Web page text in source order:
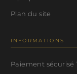
Plan du site
INFORMATIONS
Paiement sécurisé